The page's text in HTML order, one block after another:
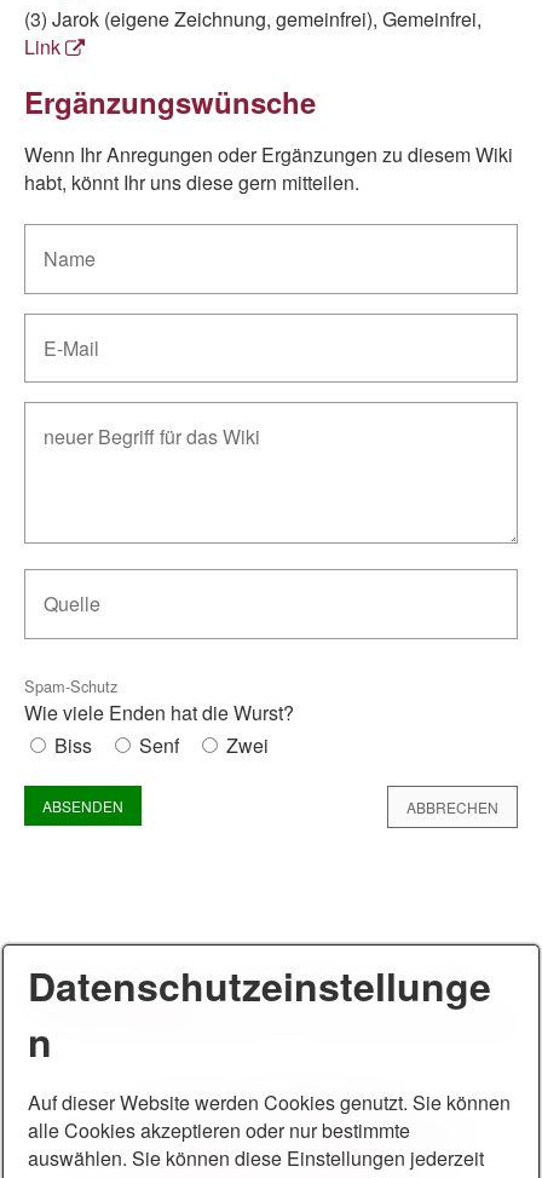
(3) Jarok (eigene Zeichnung, gemeinfrei), Gemeinfrei,
Link
Ergänzungswünsche
Wenn Ihr Anregungen oder Ergänzungen zu diesem Wiki
habt, könnt Ihr uns diese gern mitteilen.
Spam-Schutz
Wie viele Enden hat die Wurst?
Biss
Senf Zwei
Datenschutz Impressum Recht auf Vergessenwerden
Fehlerteufel
Hochwasser
Unwetter
Der Verein wird gefördert durch:
* Stadt Pirna *Stadt Dohna *Landessportbund Sachsen
Kreissportbund Sächsische Schweiz-Osterzgebirge
*
Datenschutzeinstellunge
n
Auf dieser Website werden Cookies genutzt. Sie können
alle Cookies akzeptieren oder nur bestimmte
auswählen. Sie können diese Einstellungen jederzeit